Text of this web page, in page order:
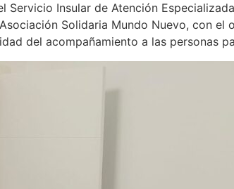
Insular de Atención
Solidaria Mundo Nuevo, con
del acompañamiento a las personas